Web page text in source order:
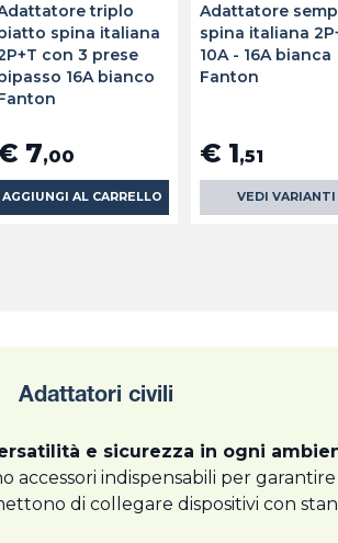
triplo
spina italiana
con 3 prese
16A bianco
7,00
AGGIUNGI AL CARRELLO
Adattatore
spina italiana
10A - 16A bianca
Fanton
€ 1,51
VEDI VARIANTI
Adattatori civili
e sicurezza in ogni
accessori indispensabili per
di collegare dispositivi con